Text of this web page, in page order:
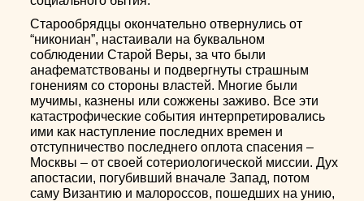
Старообрядцы окончательно отвернулись от
“никониан”, настаивали на буквальном
соблюдении Старой Веры, за что были
анафематствованы и подвергнуты страшным
гонениям со стороны властей. Многие были
мучимы, казнены или сожжены заживо. Все эти
катастрофические события интерпретировались
ими как наступление последних времен и
отступничество последнего оплота спасения –
Москвы – от своей сотериологической миссии. Дух
апостасии, погубивший вначале Запад, потом
саму Византию и малороссов, пошедших на унию,